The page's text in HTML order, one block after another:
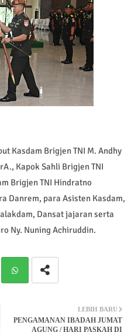
Kasdam Brigjen TNI M. Andhy
Kapok Sahli Brigjen TNI
Brigjen TNI Hindratno
Danrem, para Asisten Kasdam,
Dansat jajaran serta
Ny. Nuning Achiruddin.
atsa
LEBIH BARU
PENGAMANAN IBADAH JUMAT
AGUNG / HARI PASKAH DI